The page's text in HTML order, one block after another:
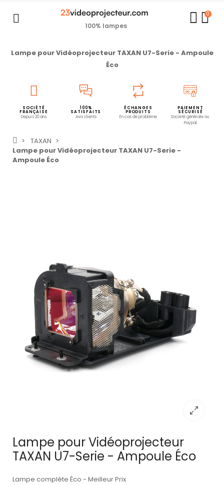
100% lampes
0
Lampe pour Vidéoprojecteur TAXAN U7-Serie - Ampoule
Éco
SOCIÉTÉ
FRANÇAISE
Depuis 20 ans
100%
SATISFAITS
Avis clients
ÉCHANGES
PRODUITS
En cas de problème
PAIEMENT
SÉCURISÉ
Société générale ou
Paypal
TAXAN
Lampe pour Vidéoprojecteur TAXAN U7-Serie -
Ampoule Éco
Lampe pour Vidéoprojecteur
TAXAN U7-Serie - Ampoule Éco
Lampe complète Éco - Meilleur Prix